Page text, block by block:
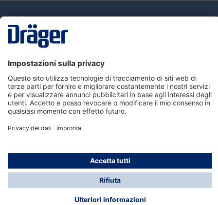
Assistenza
Informazioni su Dräger
Informazioni
* Tutti i prezzi escl. IVA più spese di spedizione ed
eventuali spese di spedizione, se non diversamente